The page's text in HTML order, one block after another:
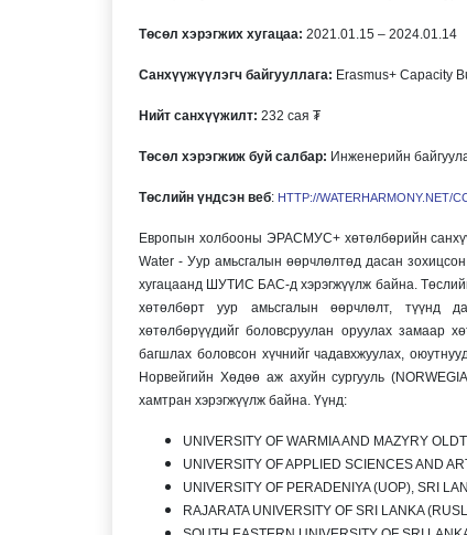
Төсөл хэрэгжих хугацаа: 2021.01.15 – 2024.01.14
Санхүүжүүлэгч байгууллага: Erasmus+ Capacity
Нийт санхүүжилт: 232 сая ₮
Төсөл хэрэгжиж буй салбар: Инженерийн
Төслийн үндсэн веб: HTTP://WATERHARMONY.NET/
Европын холбооны ЭРАСМУС+ хөтөлбөрийн
Water - Уур амьсгалын өөрчлөлтөд дасан
хугацаанд ШУТИС БАС-д хэрэгжүүлж байна.
хөтөлбөрт уур амьсгалын өөрчлөлт, түүнд
хөтөлбөрүүдийг боловсруулан оруулах замаар
багшлах боловсон хүчнийг чадавхжуулах,
Норвейгийн Хөдөө аж ахуйн сургууль
хамтран хэрэгжүүлж байна. Үүнд:
UNIVERSITY OF WARMIA AND MAZYRY
UNIVERSITY OF APPLIED SCIENCES AND
UNIVERSITY OF PERADENIYA (UOP), SRI
RAJARATA UNIVERSITY OF SRI LANKA